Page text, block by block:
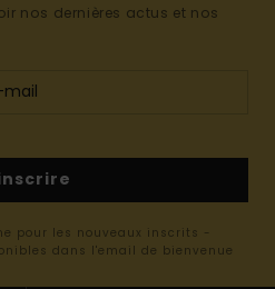
nos dernières actus et nos
pour les nouveaux inscrits -
dans l'email de bienvenue